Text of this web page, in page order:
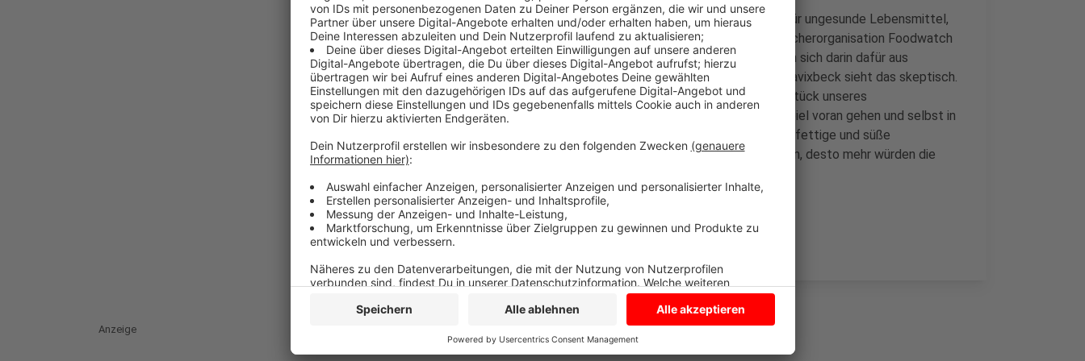
Bundesernährungsminister Cem Özdemier will deshalb Werbung für ungesunde Lebensmittel,
die sich an Kinder richtet einschränken. Eine Umfrage der Verbraucherorganisation Foodwatch
gibt den Plänen Rückenwind. Zwei Drittel der Befragten sprechen sich darin dafür aus
Werbung einzuschränken. Kinderarztsprecher Dieter Göhler aus Havixbeck sieht das skeptisch.
Der Hang nach Süßem sei den Menschen angeboren - Es sei ein Stück unseres
Belohnungssystems. Wichtiger wäre, dass Eltern mit gutem Beispiel voran gehen und selbst in
Maßen naschen. Sie sollten dementsprechend auch nur begrenzt fettige und süße
Lebensmittel einkaufen. Denn je voller die Schränke zuhause seien, desto mehr würden die
Anzeige
Anzeige